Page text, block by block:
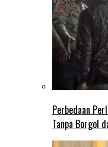
Perbedaan
Tanpa Borgol